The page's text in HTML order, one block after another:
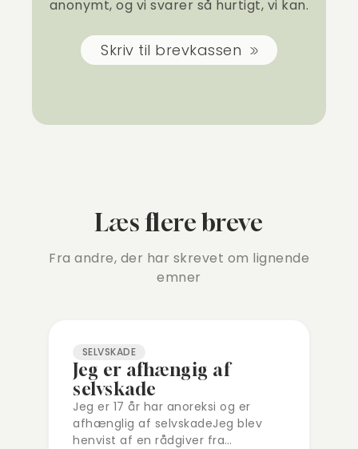
anonymt, og vi svarer så hurtigt, vi kan.
Skriv til brevkassen
Læs flere breve
Fra andre, der har skrevet om lignende
emner
SELVSKADE
Jeg er afhængig af
selvskade
Jeg er 17 år har anoreksi og er
afhænglig af selvskadeJeg blev
henvist af en rådgiver fra